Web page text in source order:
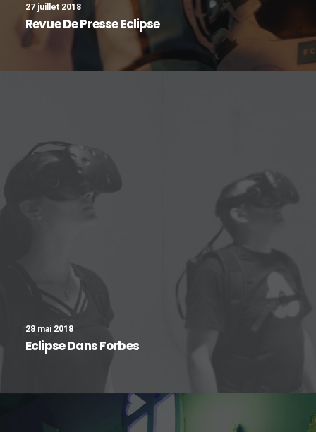
27 juillet 2018
Revue De Presse Eclipse
28 mai 2018
Eclipse Dans Forbes